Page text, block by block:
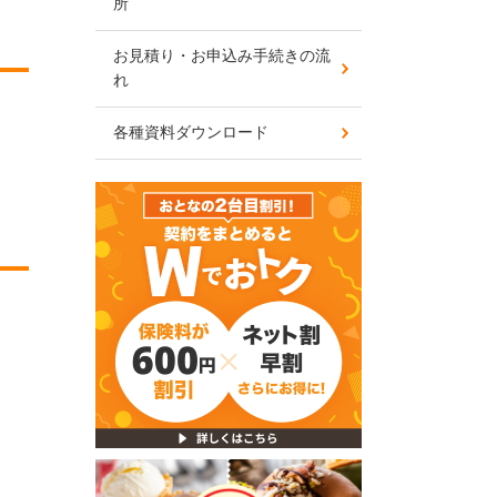
お見積り・お申込み手続きの流
れ
各種資料ダウンロード